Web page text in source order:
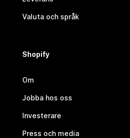
Valuta och språk
Shopify
Om
Jobba hos oss
Investerare
Press och media